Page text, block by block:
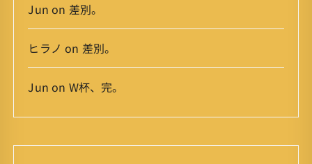
Jun on 差別。
ヒラノ on 差別。
Jun on W杯、完。